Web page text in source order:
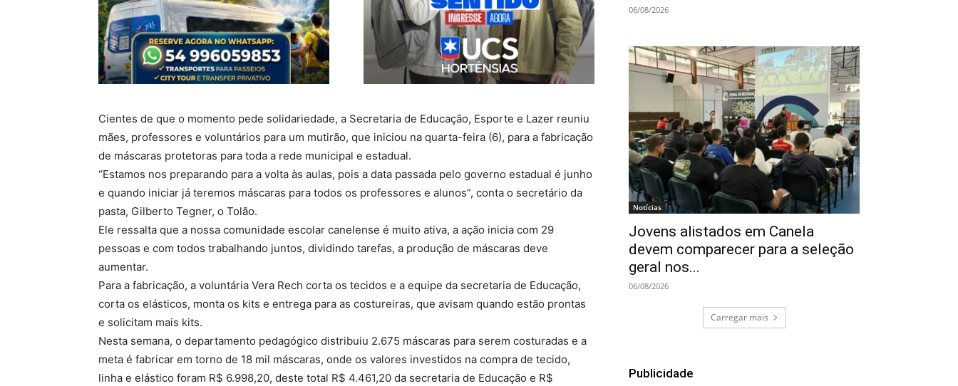
Cientes de que o momento pede solidariedade, a Secretaria de Educação, Esporte e Lazer reuniu
mães, professores e voluntários para um mutirão, que iniciou na quarta-feira (6), para a fabricação
de máscaras protetoras para toda a rede municipal e estadual.
“Estamos nos preparando para a volta às aulas, pois a data passada pelo governo estadual é junho
e quando iniciar já teremos máscaras para todos os professores e alunos”, conta o secretário da
pasta, Gilberto Tegner, o Tolão.
Ele ressalta que a nossa comunidade escolar canelense é muito ativa, a ação inicia com 29
pessoas e com todos trabalhando juntos, dividindo tarefas, a produção de máscaras deve
aumentar.
Para a fabricação, a voluntária Vera Rech corta os tecidos e a equipe da secretaria de Educação,
corta os elásticos, monta os kits e entrega para as costureiras, que avisam quando estão prontas
e solicitam mais kits.
Nesta semana, o departamento pedagógico distribuiu 2.675 máscaras para serem costuradas e a
meta é fabricar em torno de 18 mil máscaras, onde os valores investidos na compra de tecido,
linha e elástico foram R$ 6.998,20, deste total R$ 4.461,20 da secretaria de Educação e R$
06/08/2026
Notícias
Jovens alistados em Canela
devem comparecer para a seleção
geral nos...
06/08/2026
Carregar mais
Publicidade